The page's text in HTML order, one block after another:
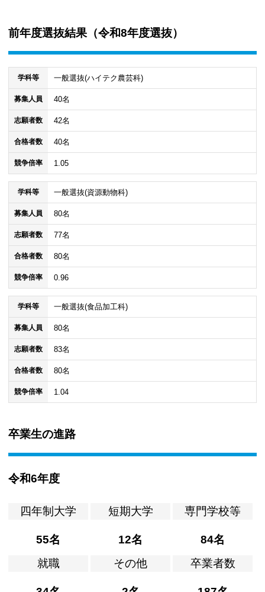
前年度選抜結果（令和8年度選抜）
学科等 一般選抜(ハイテク農芸科)
募集人員 40名
志願者数 42名
合格者数 40名
競争倍率 1.05
学科等 一般選抜(資源動物科)
募集人員 80名
志願者数 77名
合格者数 80名
競争倍率 0.96
学科等 一般選抜(食品加工科)
募集人員 80名
志願者数 83名
合格者数 80名
競争倍率 1.04
卒業生の進路
令和6年度
四年制大学
55名
短期大学
12名
専門学校等
84名
就職
その他 卒業者数